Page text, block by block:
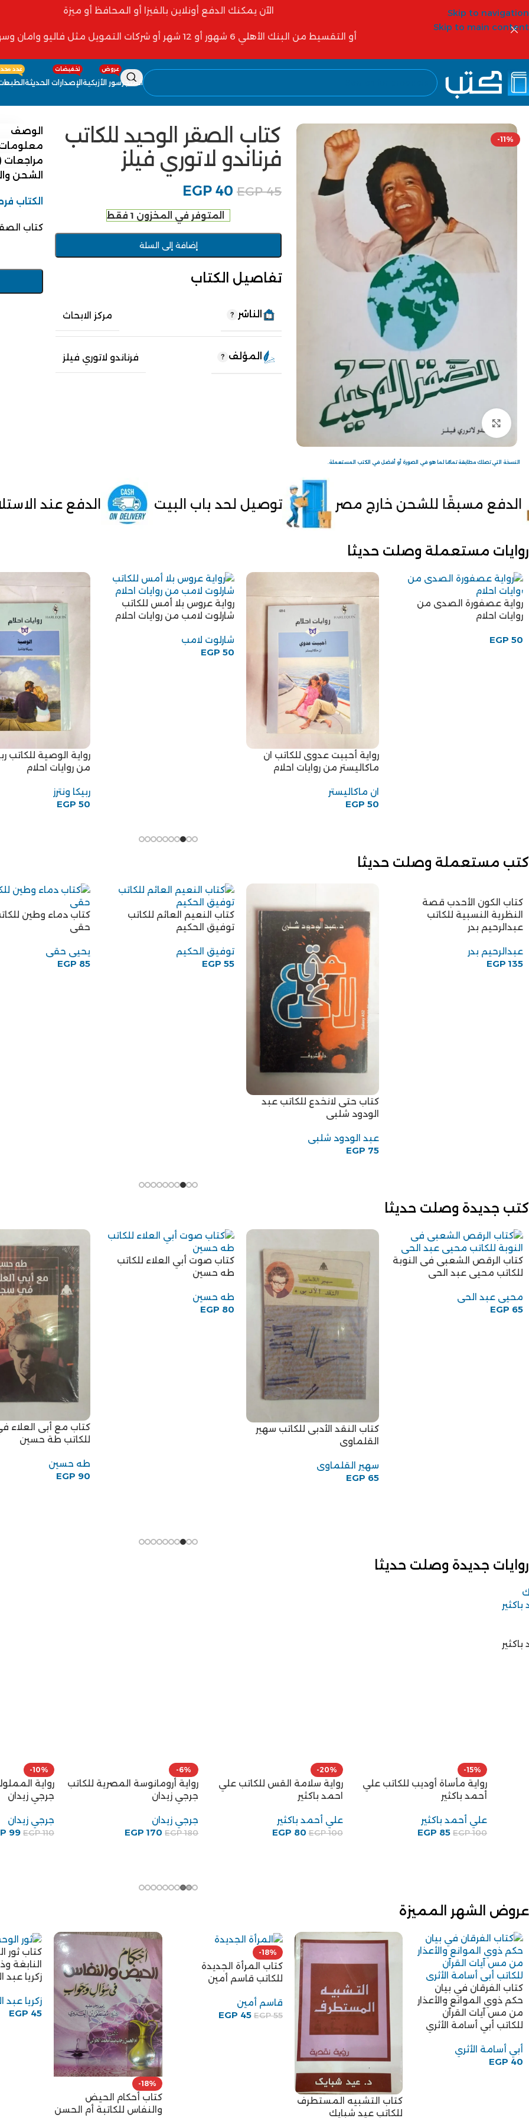
Skip to navigation
Skip to main content
الآن يمكنك الدفع أونلاين بالفيزا أو المحافظ أو ميزة
أو التقسيط من البنك الأهلي 6 شهور أو 12 شهر أو شركات التمويل مثل فاليو وامان وسهولة
المتجرسور الأزبكية
عروض
الإصدارات الحديثة
تخفيضات
الطبعات
عدد
-11%
النسخة التي تصلك مطابقة تمامًا لما هو في الصورة أو أفضل في الكتب المستعملة.
كتاب الصقر الوحيد للكاتب
فرناندو لاتوري فيلز
EGP45
EGP 40
المتوفر في المخزون 1 فقط
إضافة إلى السلة
تفاصيل الكتاب
الناشر مركز الابحاث
المؤلف فرناندو لاتوري فيلز
الوصف
مراجعات
الشحن
الكتاب
كتاب
الدفع عند الاستلام داخل توصيل لحد باب البيت للشحن خارج مصر
روايات مستعملة وصلت حديثا
رواية عصفورة الصدى من
روايات احلام
EGP 50
رواية أحببت عدوى للكاتب ان
ماكاليستر من روايات احلام
ان ماكاليستر
EGP 50
رواية عروس بلا أمس للكاتب
شارلوت لامب من روايات احلام
شارلوت لامب
EGP 50
رواية الوصية للكاتب
من روايات احلام
ربيكا ونترز
EGP 50
كتب مستعملة وصلت حديثا
كتاب الكون الأحدب قصة
النظرية النسبية للكاتب
عبدالرحيم بدر
عبدالرحيم بدر
EGP 135
كتاب حتى لانخدع للكاتب عبد
الودود شلبى
عبد الودود شلبى
EGP 75
كتاب النعيم العائم للكاتب
توفيق الحكيم
توفيق الحكيم
EGP 55
كتاب دماء وطين
حقى
يحيى حقى
EGP 85
كتب جديدة وصلت حديثا
كتاب الرقص الشعبى فى النوبة
للكاتب محيى عبد الحى
محيى عبد الحى
EGP 65
كتاب النقد الأدبى للكاتب سهير
القلماوى
سهير القلماوى
EGP 65
كتاب صوت أبي العلاء للكاتب
طه حسين
طه حسين
EGP 80
كتاب مع أبى العلاء
للكاتب طة حسين
طه حسين
EGP 90
روايات جديدة وصلت حديثا
أحمد باكثير
رواية سلامة القس للكاتب علي
احمد باكثير
علي أحمد باكثير
EGP80
رواية أرومانوسة المصرية للكاتب
جرجي زيدان
جرجي زيدان
EGP170
عروض الشهر المميزة
كتاب الفرقان في بيان
حكم ذوي الموانع والأعذار
من مس آيات القرآن
للكاتب أبي أسامة الأثري
أبي أسامة الأثري
EGP 40
كتاب التشبيه المستطرف
للكاتب عيد شبايك
-18%
كتاب المرأة الجديدة
للكاتب قاسم أمين
قاسم أمين
EGP55
EGP 45
-18%
كتاب أحكام الحيض
والنفاس للكاتبة أم الحسن
كتاب ثور
النابغة
زكريا عبد
زكريا عبد
EGP 45